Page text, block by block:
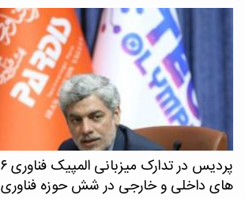
های داخلی و خارجی در شش حوزه فناوری